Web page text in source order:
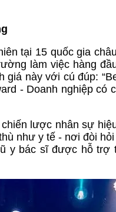
tại 15 quốc gia
làm việc hàng
này với cú đúp:
- Doanh nghiệp có
lược nhân sự
như y tế - nơi đòi
y bác sĩ được hỗ trợ